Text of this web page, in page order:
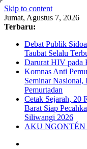
Skip to content
Jumat, Agustus 7, 2026
Terbaru:
Debat Publik
Taubat Selalu
Darurat HIV pada
Komnas Anti
Seminar Nasional,
Pemurtadan
Cetak Sejarah,
Barat Siap
Siliwangi 2026
AKU